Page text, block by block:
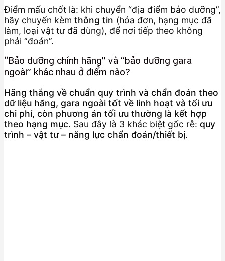
Điểm mấu chốt là: khi chuyển “địa điểm bảo dưỡng”,
hãy chuyển kèm thông tin (hóa đơn, hạng mục đã
làm, loại vật tư đã dùng), để nơi tiếp theo không
phải “đoán”.
“Bảo dưỡng chính hãng” và “bảo dưỡng gara
ngoài” khác nhau ở điểm nào?
Hãng thắng về chuẩn quy trình và chẩn đoán theo
dữ liệu hãng, gara ngoài tốt về linh hoạt và tối ưu
chi phí, còn phương án tối ưu thường là kết hợp
theo hạng mục. Sau đây là 3 khác biệt gốc rễ: quy
trình – vật tư – năng lực chẩn đoán/thiết bị.